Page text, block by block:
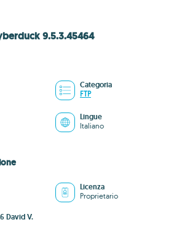
9.5.3.45464
Categoria
FTP
Lingue
Italiano
Licenza
Proprietario
David V.